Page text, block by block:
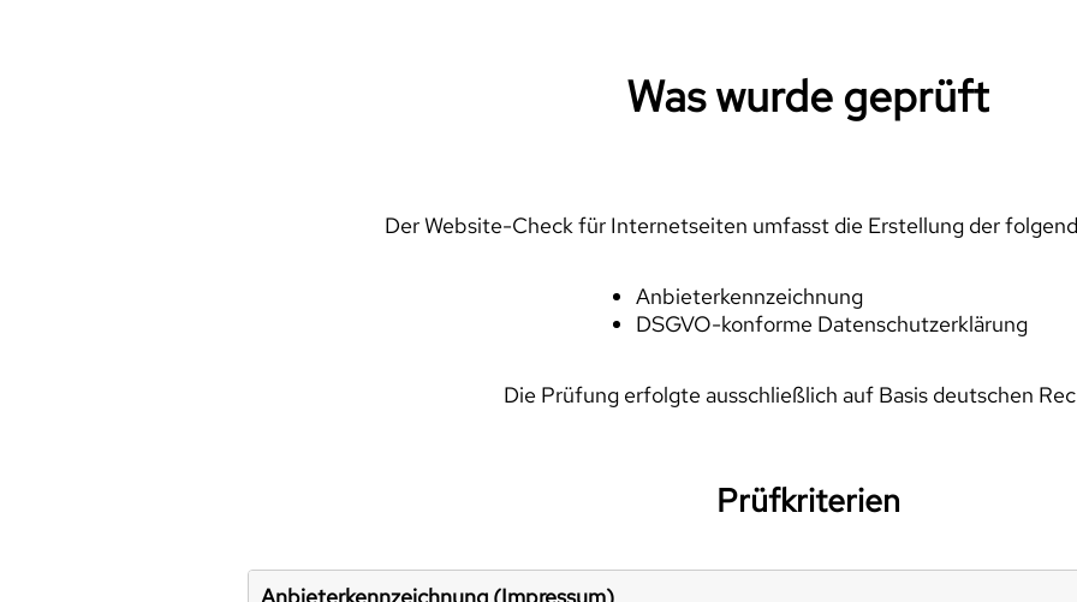
Was wurde geprüft
Der Website-Check für Internetseiten umfasst die Erstellung der
Anbieterkennzeichnung
DSGVO-konforme Datenschutzerklärung
Die Prüfung erfolgte ausschließlich auf Basis deutschen
Prüfkriterien